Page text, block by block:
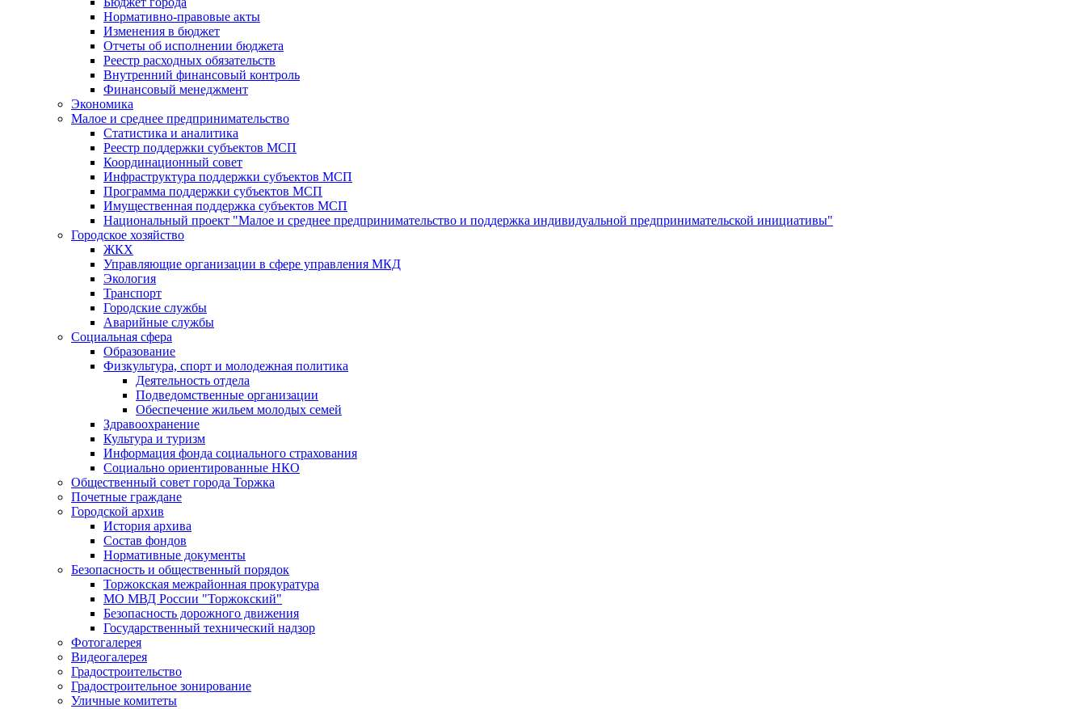
Нормативно-правовые акты
Изменения в бюджет
Отчеты об исполнении бюджета
Реестр расходных обязательств
Внутренний финансовый контроль
Финансовый менеджмент
Экономика
Малое и среднее предпринимательство
Статистика и аналитика
Реестр поддержки субъектов МСП
Координационный совет
Инфраструктура поддержки субъектов МСП
Программа поддержки субъектов МСП
Имущественная поддержка субъектов МСП
Национальный проект "Малое и среднее предпринимательство и поддержка индивидуальной предпринимательской инициативы"
Городское хозяйство
ЖКХ
Управляющие организации в сфере управления МКД
Экология
Транспорт
Городские службы
Аварийные службы
Социальная сфера
Образование
Физкультура, спорт и молодежная политика
Деятельность отдела
Подведомственные организации
Обеспечение жильем молодых семей
Здравоохранение
Культура и туризм
Информация фонда социального страхования
Социально ориентированные НКО
Общественный совет города Торжка
Почетные граждане
Городской архив
История архива
Состав фондов
Нормативные документы
Безопасность и общественный порядок
Торжокская межрайонная прокуратура
МО МВД России "Торжокский"
Безопасность дорожного движения
Государственный технический надзор
Фотогалерея
Видеогалерея
Градостроительство
Градостроительное зонирование
Уличные комитеты